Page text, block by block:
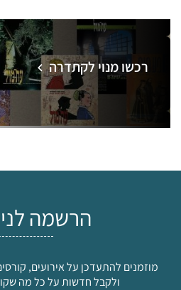
רכשו מנוי לקתדרה
הרשמה
מוזמנים להתעדכן על אירועים,
ולקבל חדשות על כל מה